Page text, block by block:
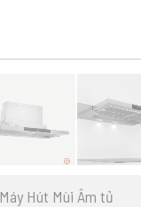
Máy Hút Mùi Âm tủ